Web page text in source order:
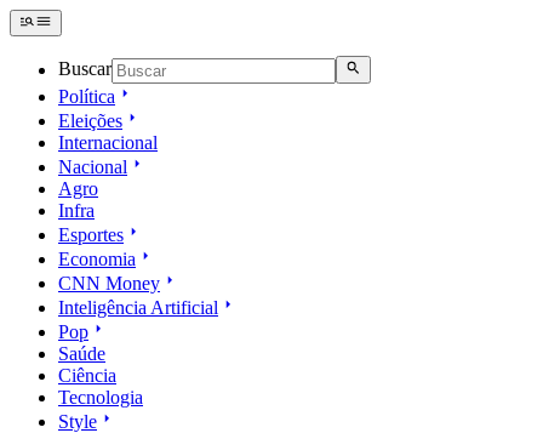
Buscar
Política
Eleições
Internacional
Nacional
Agro
Infra
Esportes
Economia
CNN Money
Inteligência Artificial
Pop
Saúde
Ciência
Tecnologia
Style